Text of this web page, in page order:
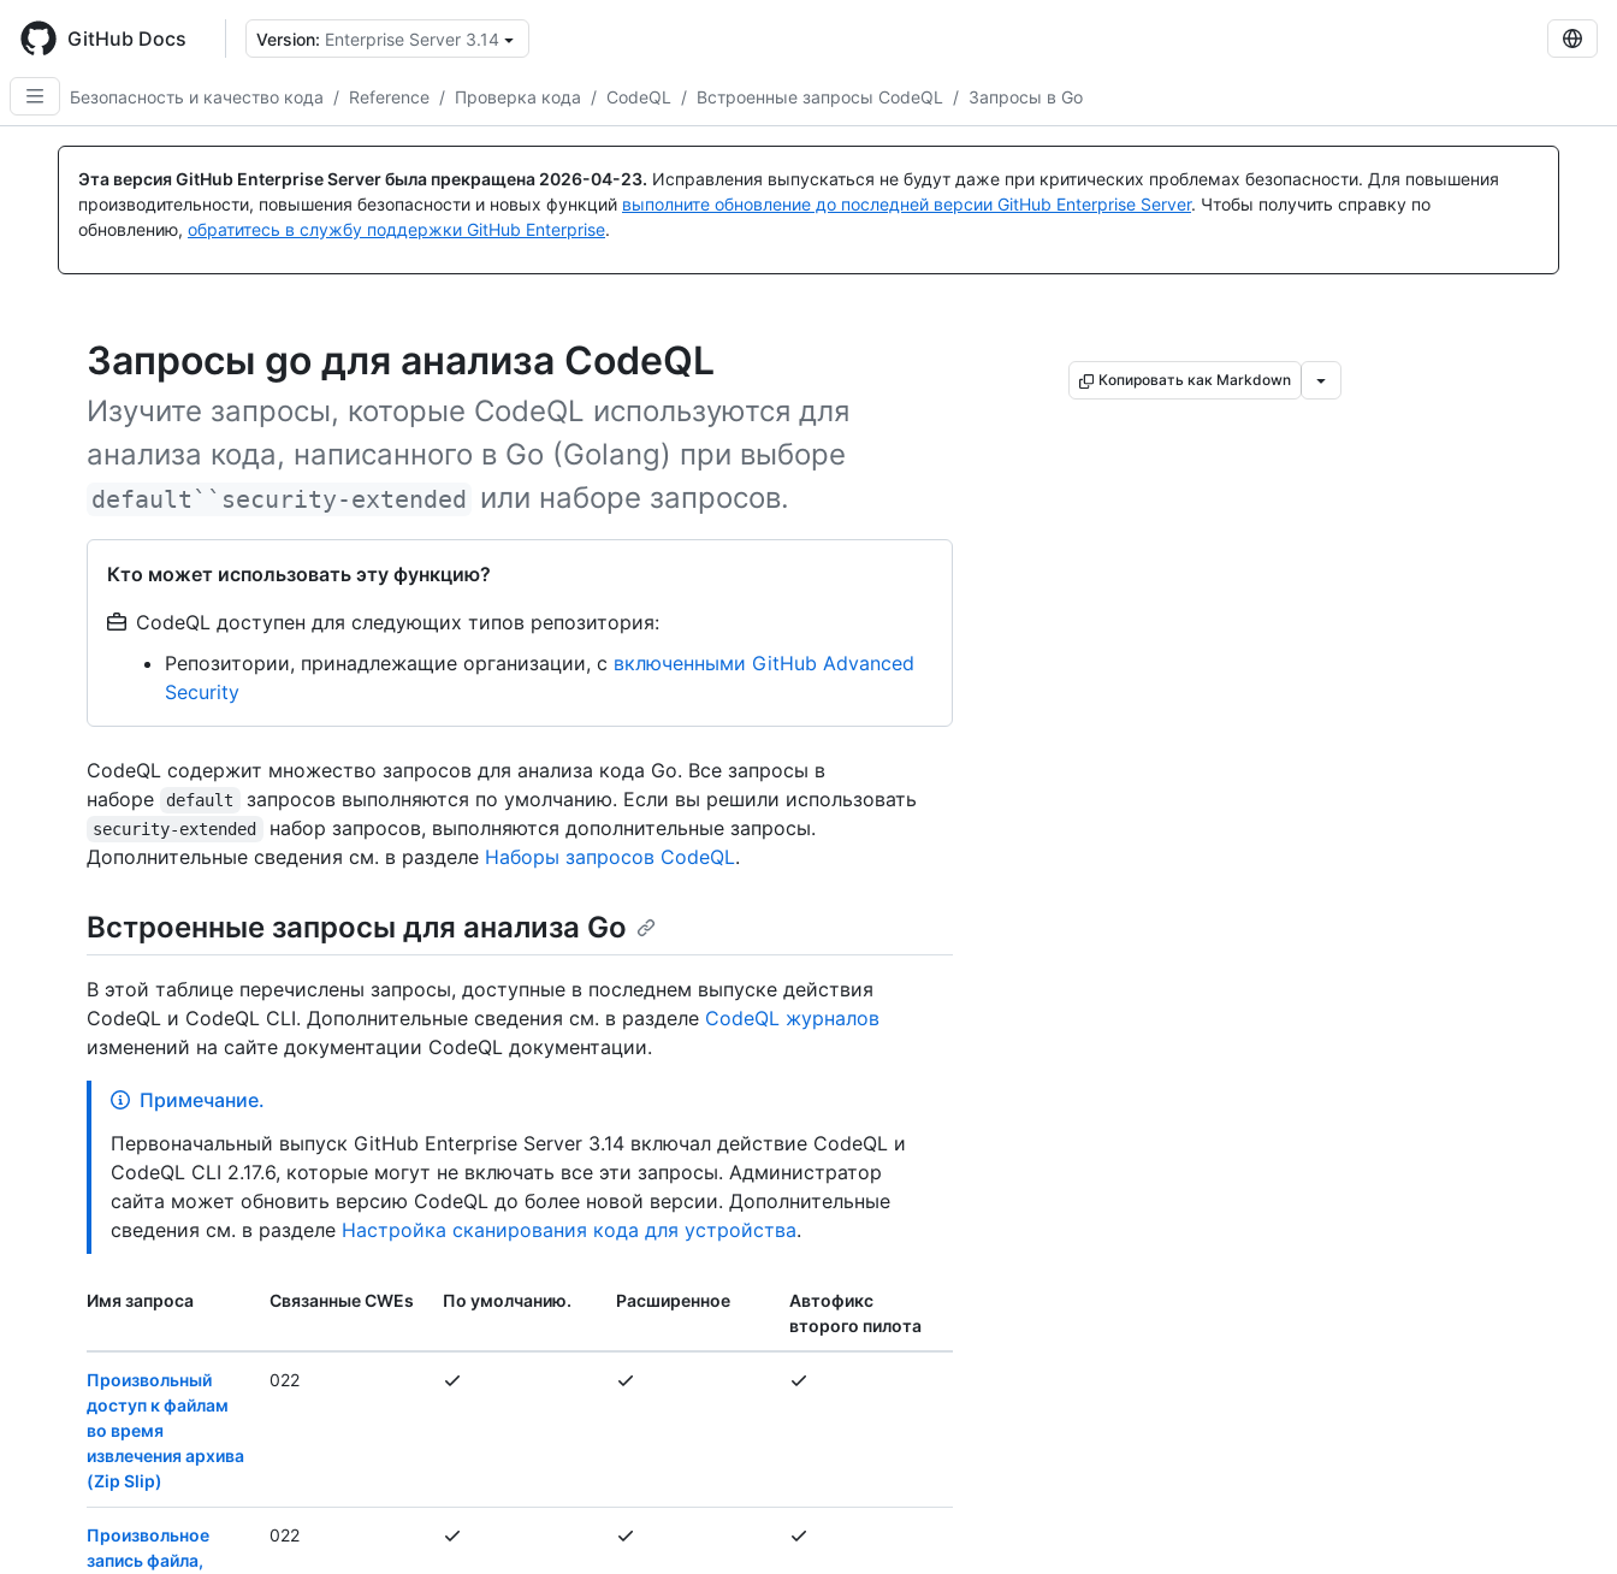
main
content
GitHub Docs Version: Enterprise Server 3.14
Безопасность и качество кода / Reference / Проверка кода / CodeQL / Встроенные запросы CodeQL / Запросы в Go
Эта версия GitHub Enterprise Server была прекращена 2026-04-23. Исправления выпускаться не будут даже при критических проблемах безопасности. Для повышения
производительности, повышения безопасности и новых функций выполните обновление до последней версии GitHub Enterprise Server. Чтобы получить справку по
обновлению, обратитесь в службу поддержки GitHub Enterprise.
Запросы go для анализа CodeQL
Изучите запросы, которые CodeQL используются для
анализа кода, написанного в Go (Golang) при выборе
default``security-extended или наборе запросов.
Кто может использовать эту функцию?
CodeQL доступен для следующих типов репозитория:
Репозитории, принадлежащие организации, с включенными GitHub Advanced
Security
Копировать как Markdown
CodeQL содержит множество запросов для анализа кода Go. Все запросы в
наборе
default запросов выполняются по умолчанию. Если вы решили использовать
security-extended
набор запросов, выполняются дополнительные запросы.
Дополнительные сведения см. в разделе Наборы запросов CodeQL.
Встроенные запросы для анализа Go
В этой таблице перечислены запросы, доступные в последнем выпуске действия
CodeQL и CodeQL CLI. Дополнительные сведения см. в разделе CodeQL журналов
изменений на сайте документации CodeQL документации.
Примечание.
Первоначальный выпуск GitHub Enterprise Server 3.14 включал действие CodeQL и
CodeQL CLI 2.17.6, которые могут не включать все эти запросы. Администратор
сайта может обновить версию CodeQL до более новой версии. Дополнительные
сведения см. в разделе Настройка сканирования кода для устройства.
Имя запроса Связанные CWEs По умолчанию. Расширенное
Автофикс
второго пилота
Произвольный
доступ к файлам
во время
извлечения архива
(Zip Slip)
022
Произвольное
запись файла,
022